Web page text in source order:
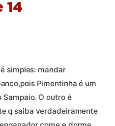
14
simples: mandar
Pimentinha é um
O outro é
q saiba verdadeiramente